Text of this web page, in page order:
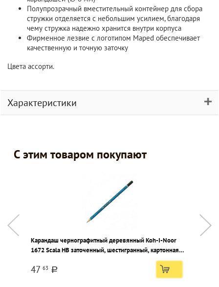
Полупрозрачный вместительный контейнер для сбора
стружки отделяется с небольшим усилием, благодаря
чему стружка надежно хранится внутри корпуса
Фирменное лезвие с логотипом Maped обеспечивает
качественную и точную заточку
Цвета ассорти.
Характеристики
С этим товаром покупают
Карандаш чернографитный деревянный Koh-I-Noor
1672 Scala НВ заточенный, шестигранный, картонная
47 63 a